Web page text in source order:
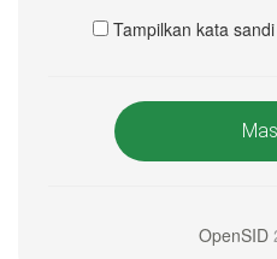
Tampilkan kata sandi
OpenSID